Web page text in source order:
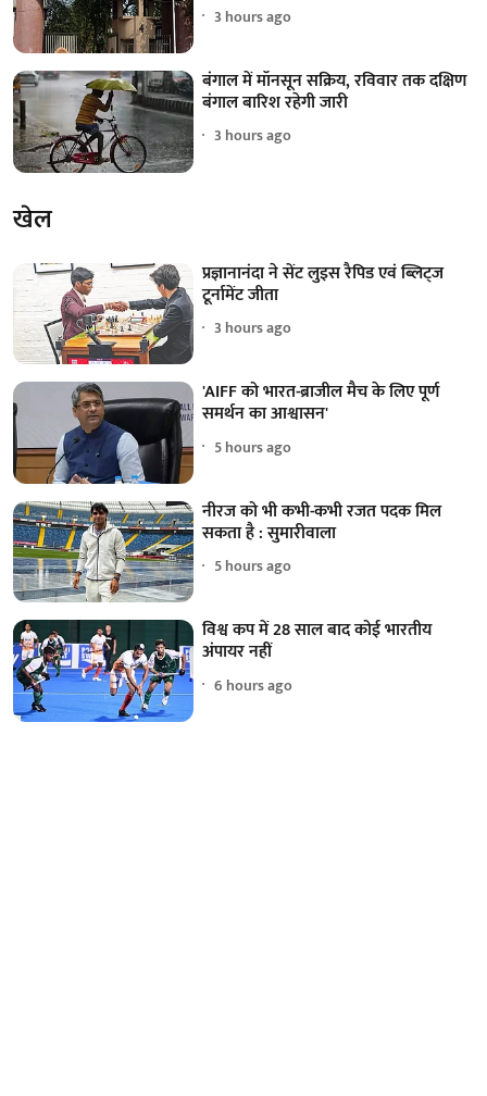
3 hours ago
बंगाल में मॉनसून सक्रिय, रविवार तक दक्षिण
बंगाल बारिश रहेगी जारी
3 hours ago
खेल
प्रज्ञानानंदा ने सेंट लुइस रैपिड एवं ब्लिट्ज
टूर्नामेंट जीता
3 hours ago
'AIFF को भारत-ब्राजील मैच के लिए पूर्ण
समर्थन का आश्वासन'
5 hours ago
नीरज को भी कभी-कभी रजत पदक मिल
सकता है : सुमारीवाला
5 hours ago
विश्व कप में 28 साल बाद कोई भारतीय
अंपायर नहीं
6 hours ago